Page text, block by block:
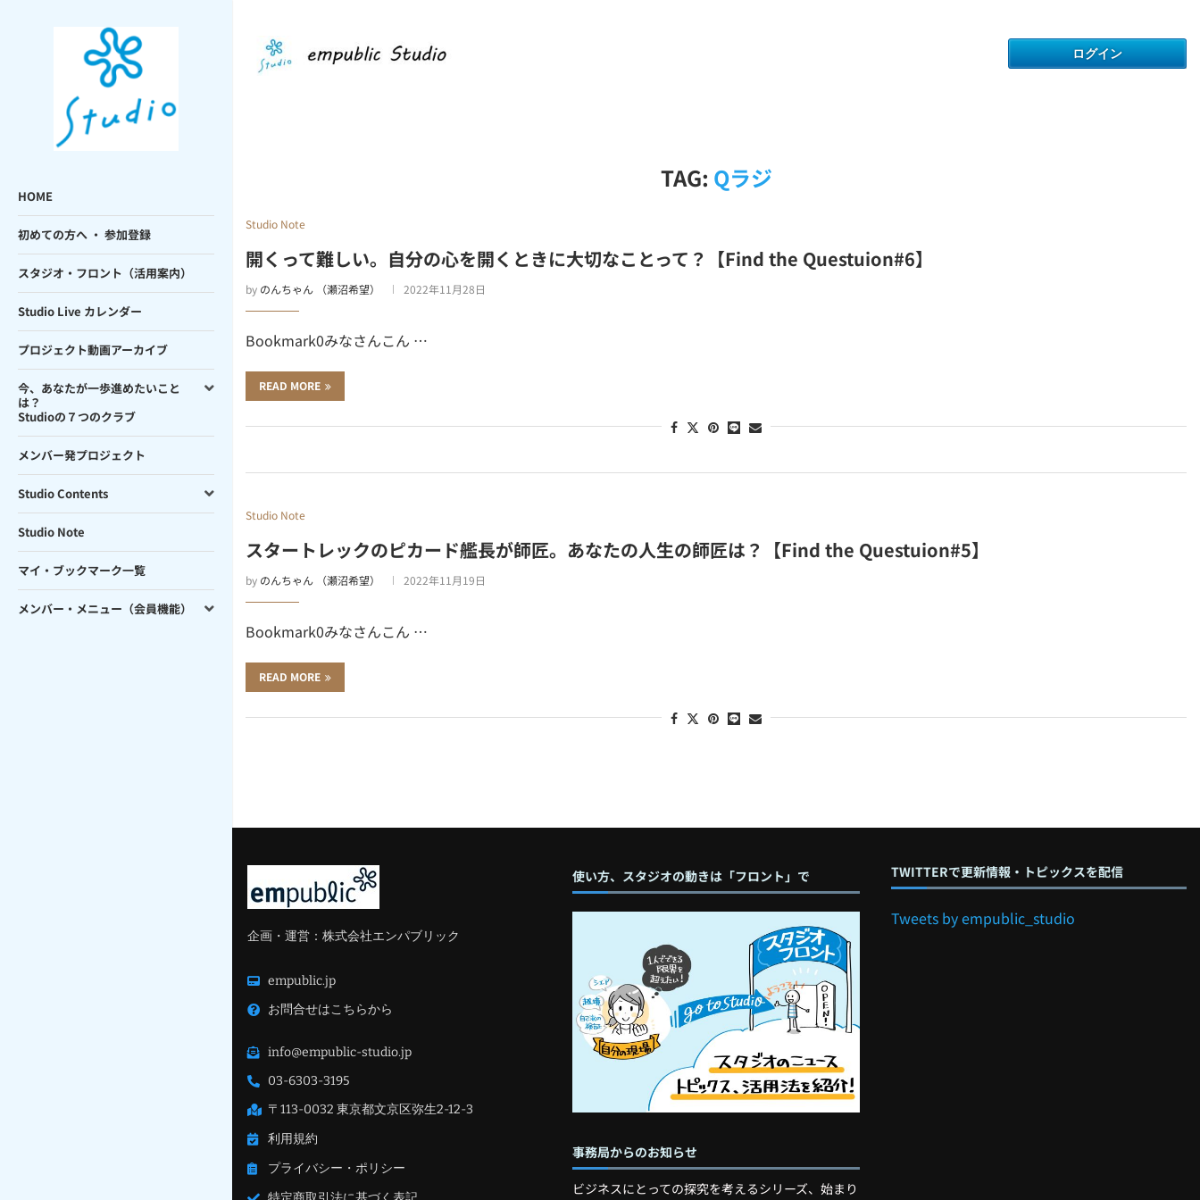
HOME
初めての方へ ・ 参加登録
スタジオ・フロント（活用案内）
Studio Live カレンダー
プロジェクト動画アーカイブ
今、あなたが一歩進めたいこと
は？
Studioの７つのクラブ
メンバー発プロジェクト
Studio Contents
Studio Note
マイ・ブックマーク一覧
メンバー・メニュー（会員機能）
TAG: Qラジ
Studio Note
開くって難しい。自分の心を開くときに大切なことって？【Find the Questuion#6】
by のんちゃん （瀬沼希望） 2022年11月28日
Bookmark0みなさんこん …
READ MORE
Studio Note
スタートレックのピカード艦長が師匠。あなたの人生の師匠は？【Find the Questuion#5】
by のんちゃん （瀬沼希望） 2022年11月19日
Bookmark0みなさんこん …
READ MORE
企画・運営：株式会社エンパブリック
empublic.jp
お問合せはこちらから
info@empublic-studio.jp
03-6303-3195
〒113-0032 東京都文京区弥生2-12-3
利用規約
プライバシー・ポリシー
使い方、スタジオの動きは「フロント」で
事務局からのお知らせ
ビジネスにとっての探究を考えるシリーズ、始まり
TWITTERで更新情報・トピックスを配信
Tweets by empublic_studio